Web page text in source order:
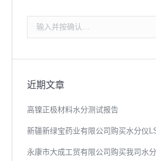
索：
近期文章
高镍正极材料水分测试报告
新疆新绿宝药业有限公司购买水分仪
永康市大成工贸有限公司购买我司水